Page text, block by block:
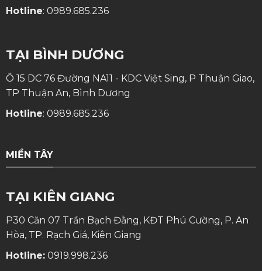
Hotline: 0989.685.236
TẠI BÌNH DƯƠNG
Ô 15 DC 76 Đường NA11 - KDC Việt Sing, P Thuận Giao,
TP Thuận An, Bình Dương
Hotline: 0989.685.236
MIỀN TÂY
TẠI KIÊN GIANG
P30 Căn 07 Trần Bạch Đằng, KĐT Phú Cường, P. An
Hòa, TP. Rạch Giá, Kiên Giang
Hotline: 0919.998.236